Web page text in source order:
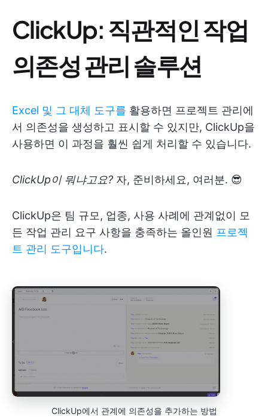
ClickUp: 직관적인 작업
의존성 관리 솔루션
Excel 및 그 대체 도구를 활용하면 프로젝트 관리에
서 의존성을 생성하고 표시할 수 있지만, ClickUp을
사용하면 이 과정을 훨씬 쉽게 처리할 수 있습니다.
ClickUp이 뭐냐고요? 자, 준비하세요, 여러분. 😎
ClickUp은 팀 규모, 업종, 사용 사례에 관계없이 모
든 작업 관리 요구 사항을 충족하는 올인원 프로젝
트 관리 도구입니다.
ClickUp에서 관계에 의존성을 추가하는 방법